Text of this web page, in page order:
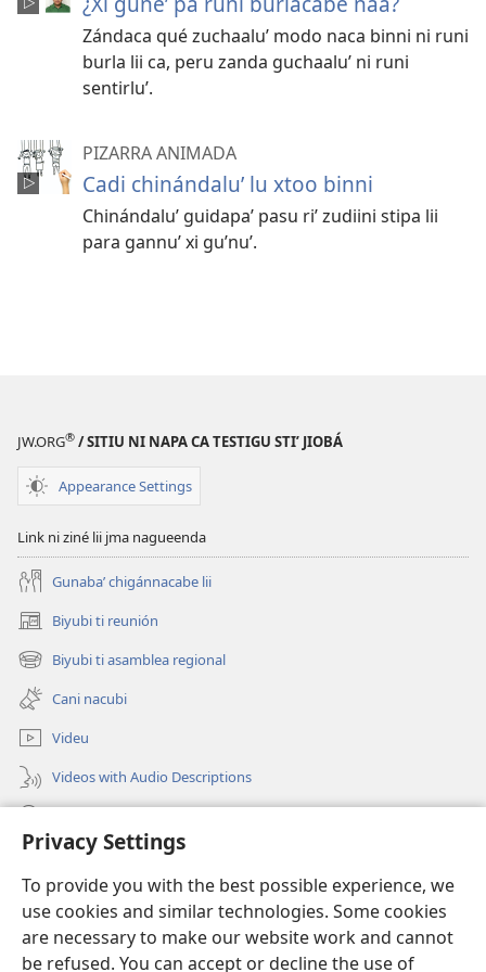
Privacy Settings
To provide you with the best possible experience, we
use cookies and similar technologies. Some cookies
are necessary to make our website work and cannot
be refused. You can accept or decline the use of
Zándaca qué zuchaalu’ modo naca binni ni runi
burla lii ca, peru zanda guchaalu’ ni runi
sentirlu’.
PIZARRA ANIMADA
Cadi chinándaluʼ lu xtoo binni
Chinándaluʼ guidapaʼ pasu riʼ zudiini stipa lii
para gannuʼ xi guʼnuʼ.
JW.ORG® / SITIU NI NAPA CA TESTIGU STIʼ JIOBÁ
Appearance Settings
Link ni ziné lii jma nagueenda
Gunabaʼ chigánnacabe lii
Biyubi ti reunión
(opens
new
window)
Biyubi ti asamblea regional
(opens
new
window)
Cani nacubi
Videu
Videos with Audio Descriptions
(opens
window)BIBLIOTECA NI NUU LU INTERNET Watchtower™
(opens
new